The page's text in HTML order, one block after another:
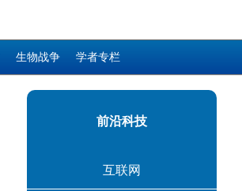
生物战争 学者专栏
前沿科技
互联网